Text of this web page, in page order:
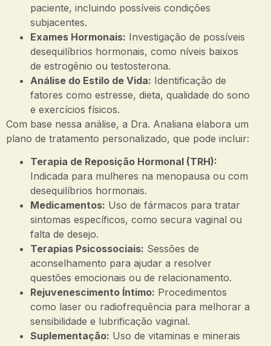
paciente, incluindo possíveis condições
subjacentes.
Exames Hormonais: Investigação de possíveis
desequilíbrios hormonais, como níveis baixos
de estrogênio ou testosterona.
Análise do Estilo de Vida: Identificação de
fatores como estresse, dieta, qualidade do sono
e exercícios físicos.
Com base nessa análise, a Dra. Analiana elabora um
plano de tratamento personalizado, que pode incluir:
Terapia de Reposição Hormonal (TRH):
Indicada para mulheres na menopausa ou com
desequilíbrios hormonais.
Medicamentos: Uso de fármacos para tratar
sintomas específicos, como secura vaginal ou
falta de desejo.
Terapias Psicossociais: Sessões de
aconselhamento para ajudar a resolver
questões emocionais ou de relacionamento.
Rejuvenescimento Íntimo: Procedimentos
como laser ou radiofrequência para melhorar a
sensibilidade e lubrificação vaginal.
Suplementação: Uso de vitaminas e minerais